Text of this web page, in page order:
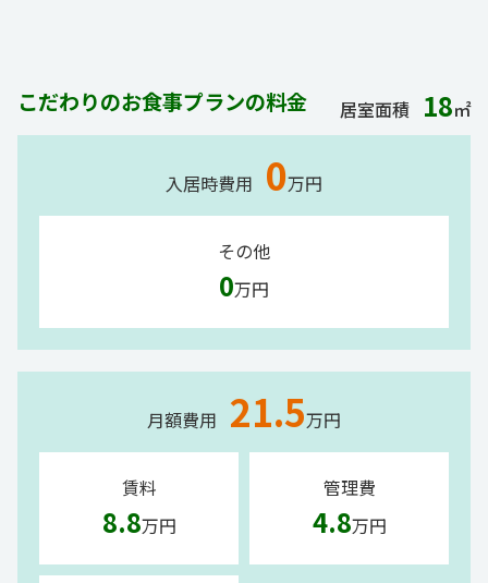
こだわりのお食事プランの料金 居室面積 18㎡
入居時費用 0万円
その他
0万円
月額費用 21.5万円
賃料
8.8万円
管理費
4.8万円